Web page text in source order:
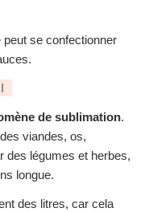
peut se confectionner
de sublimation.
viandes, os,
des légumes et herbes,
longue.
des litres, car cela